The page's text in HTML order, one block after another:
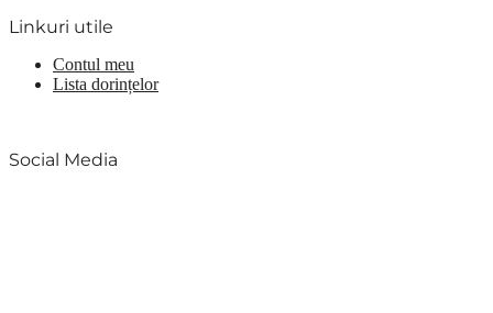
Linkuri utile
Contul meu
Lista dorințelor
Social Media